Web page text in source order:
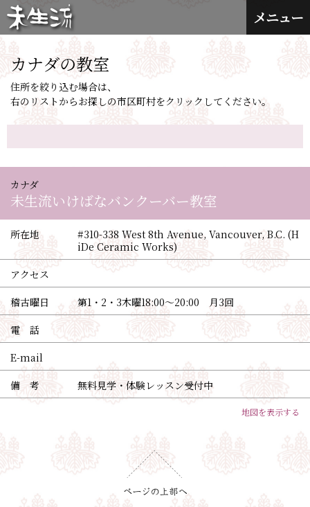
メニュー
カナダの教室
住所を絞り込む場合は、
右のリストからお探しの市区町村をクリックしてください。
カナダ
未生流いけばなバンクーバー教室
所在地
#310-338 West 8th Avenue, Vancouver, B.C. (H
iDe Ceramic Works)
アクセス
稽古曜日
第1・2・3木曜18:00〜20:00 月3回
電 話
E-mail
備 考
無料見学・体験レッスン受付中
地図を表示する